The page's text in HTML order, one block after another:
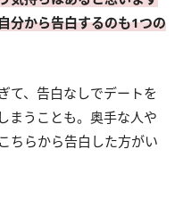
分から告白するのも1つの
て、告白なしでデートを
まうことも。奥手な人や
ちらから告白した方がい